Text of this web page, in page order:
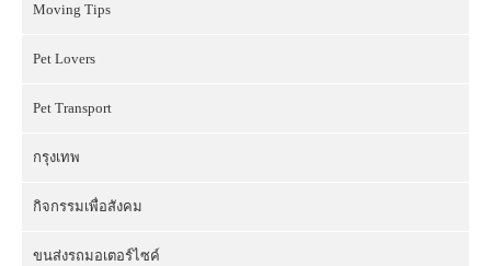
Moving Tips
Pet Lovers
Pet Transport
กรุงเทพ
กิจกรรมเพื่อสังคม
ขนส่งรถมอเตอร์ไซค์